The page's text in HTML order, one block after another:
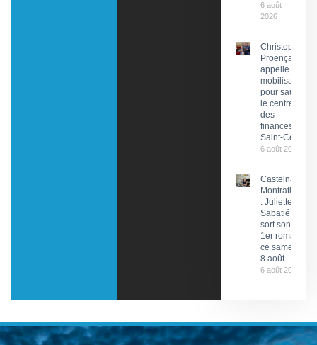
6 août
2026
Christophe
Proença
appelle à la
mobilisation
pour sauver
le centre
des
finances de
Saint-Céré
6 août 2026
Castelnau-
Montratier
: Juliette
Sabatié
sort son
1er roman
ce samedi
8 août
6 août 2026